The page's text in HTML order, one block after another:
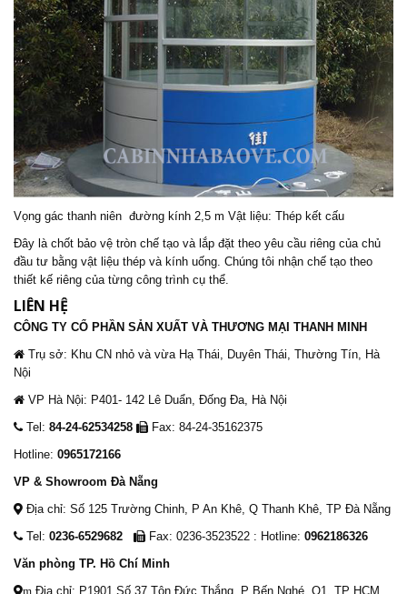
Vọng gác thanh niên đường kính 2,5 m Vật liệu: Thép kết cấu
Đây là chốt bảo vệ tròn chế tạo và lắp đặt theo yêu cầu riêng của chủ
đầu tư bằng vật liệu thép và kính uống. Chúng tôi nhận chế tạo theo
thiết kế riêng của từng công trình cụ thể.
LIÊN HỆ
CÔNG TY CỔ PHẦN SẢN XUẤT VÀ THƯƠNG MẠI THANH MINH
Trụ sở: Khu CN nhỏ và vừa Hạ Thái, Duyên Thái, Thường Tín, Hà
Nội
VP Hà Nội: P401- 142 Lê Duẩn, Đống Đa, Hà Nội
Tel: 84-24-62534258
Fax: 84-24-35162375
Hotline: 0965172166
VP & Showroom Đà Nẵng
Địa chỉ: Số 125 Trường Chinh, P An Khê, Q Thanh Khê, TP Đà Nẵng
Tel: 0236-6529682 Fax: 0236-3523522 : Hotline: 0962186326
Văn phòng TP. Hồ Chí Minh
m Địa chỉ: P1901 Số 37 Tôn Đức Thắng, P Bến Nghé, Q1, TP HCM